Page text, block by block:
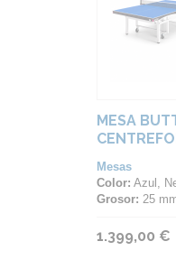
MESA
Mesas
Color: Azul,
Grosor: 25
1.399,00 €